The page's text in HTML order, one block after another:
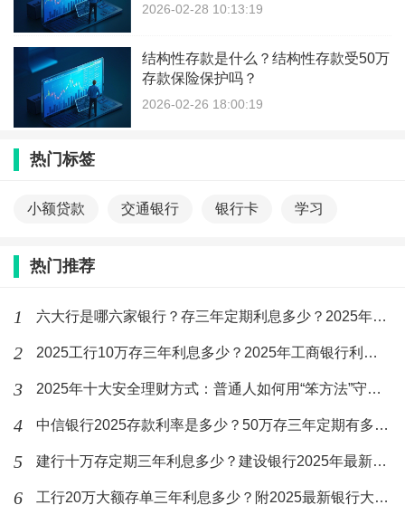
2026-02-28 10:13:19
结构性存款是什么？结构性存款受50万
存款保险保护吗？
2026-02-26 18:00:19
热门标签
小额贷款 交通银行 银行卡 学习
热门推荐
1 六大行是哪六家银行？存三年定期利息多少？2025年六大行最新存款利率！
2 2025工行10万存三年利息多少？2025年工商银行利率盘点？
3 2025年十大安全理财方式：普通人如何用“笨方法”守住钱袋子？
4 中信银行2025存款利率是多少？50万存三年定期有多少利息？
5 建行十万存定期三年利息多少？建设银行2025年最新利率盘点！
6 工行20万大额存单三年利息多少？附2025最新银行大额存单利率一览表！